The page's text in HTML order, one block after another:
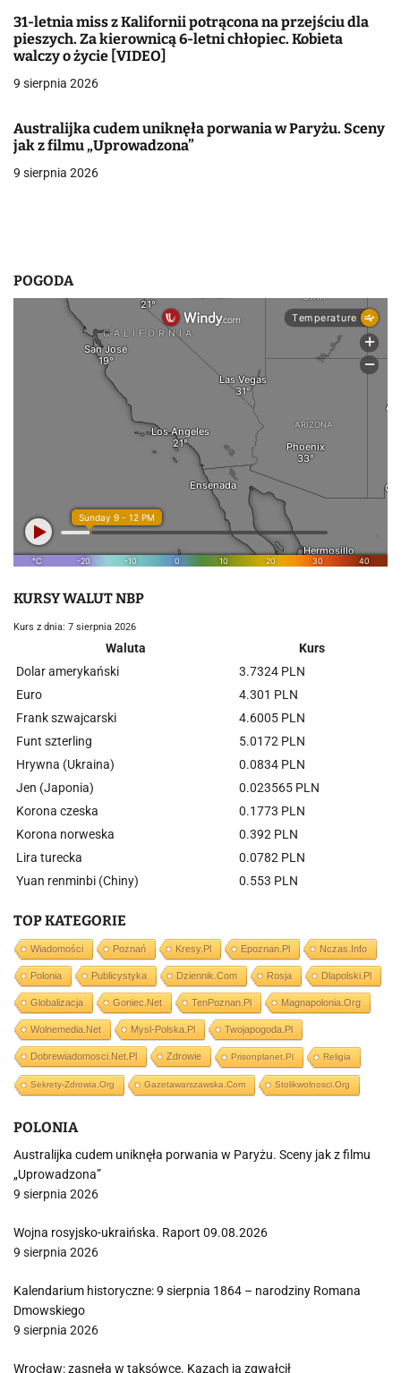
w
p
i
u
31-letnia miss z Kalifornii potrącona na przejściu dla
pieszych. Za kierownicą 6-letni chłopiec. Kobieta
walczy o życie [VIDEO]
9 sierpnia 2026
Australijka cudem uniknęła porwania w Paryżu. Sceny
jak z filmu „Uprowadzona”
9 sierpnia 2026
POGODA
KURSY WALUT NBP
Kurs z dnia: 7 sierpnia 2026
Waluta
Kurs
Dolar amerykański
3.7324 PLN
Euro
4.301 PLN
Frank szwajcarski
4.6005 PLN
Funt szterling
5.0172 PLN
Hrywna (Ukraina)
0.0834 PLN
Jen (Japonia)
0.023565 PLN
Korona czeska
0.1773 PLN
Korona norweska
0.392 PLN
Lira turecka
0.0782 PLN
Yuan renminbi (Chiny)
0.553 PLN
TOP KATEGORIE
Wiadomości Poznań Kresy.pl Epoznan.pl Nczas.info
Polonia Publicystyka Dziennik.com Rosja Dlapolski.pl
Globalizacja Goniec.net TenPoznan.pl Magnapolonia.org
Wolnemedia.net Mysl-Polska.pl Twojapogoda.pl
Dobrewiadomosci.net.pl Zdrowie Prisonplanet.pl Religia
Sekrety-Zdrowia.org Gazetawarszawska.com Stolikwolnosci.org
POLONIA
Australijka cudem uniknęła porwania w Paryżu. Sceny jak z filmu
„Uprowadzona”
9 sierpnia 2026
Wojna rosyjsko-ukraińska. Raport 09.08.2026
9 sierpnia 2026
Kalendarium historyczne: 9 sierpnia 1864 – narodziny Romana
Dmowskiego
9 sierpnia 2026
Wrocław: zasnęła w taksówce. Kazach ją zgwałcił